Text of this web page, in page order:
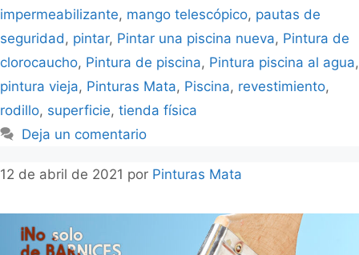
impermeabilizante, mango telescópico, pautas de
seguridad, pintar, Pintar una piscina nueva, Pintura de
clorocaucho, Pintura de piscina, Pintura piscina al agua,
pintura vieja, Pinturas Mata, Piscina, revestimiento,
rodillo, superficie, tienda física
Deja un comentario
12 de abril de 2021 por Pinturas Mata